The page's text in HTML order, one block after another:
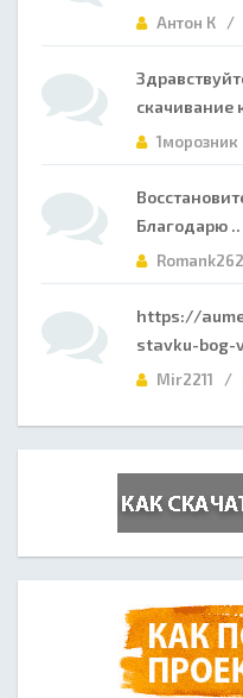
Антон К /
Благодарю ..
https://
stavku-bog-
Mir2211 /